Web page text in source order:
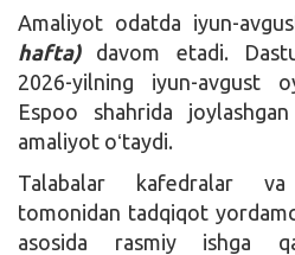
Amaliyot odatda iyun-
hafta)
davom etadi.
2026-yilning iyun-avgust
Espoo shahrida
amaliyot oʻtaydi.
Talabalar kafedralar
tomonidan tadqiqot
asosida rasmiy ishga